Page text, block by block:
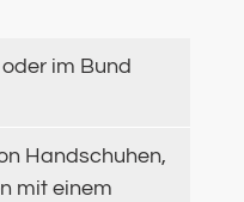
im Bund
Handschuhen,
mit einem